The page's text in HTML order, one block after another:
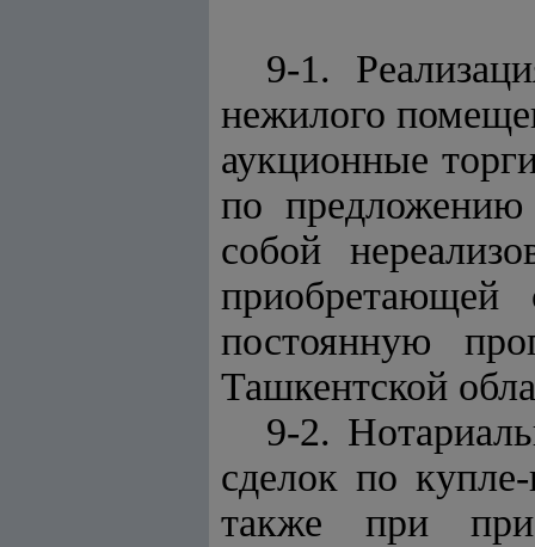
9-1.
нежилого
аукционные
по
собой
приобретающей
постоянную
Ташкентской
9-2.
сделок по
также при